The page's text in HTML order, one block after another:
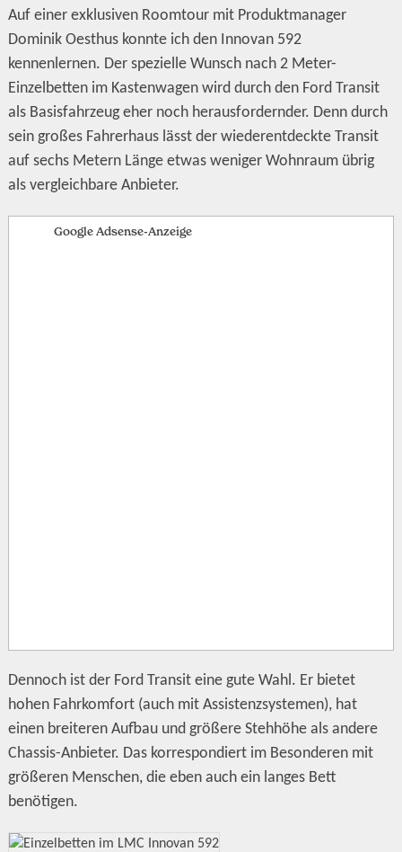
Auf einer exklusiven Roomtour mit Produktmanager
Dominik Oesthus konnte ich den Innovan 592
kennenlernen. Der spezielle Wunsch nach 2 Meter-
Einzelbetten im Kastenwagen wird durch den Ford Transit
als Basisfahrzeug eher noch herausfordernder. Denn durch
sein großes Fahrerhaus lässt der wiederentdeckte Transit
auf sechs Metern Länge etwas weniger Wohnraum übrig
als vergleichbare Anbieter.
Google Adsense-Anzeige
Dennoch ist der Ford Transit eine gute Wahl. Er bietet
hohen Fahrkomfort (auch mit Assistenzsystemen), hat
einen breiteren Aufbau und größere Stehhöhe als andere
Chassis-Anbieter. Das korrespondiert im Besonderen mit
größeren Menschen, die eben auch ein langes Bett
benötigen.